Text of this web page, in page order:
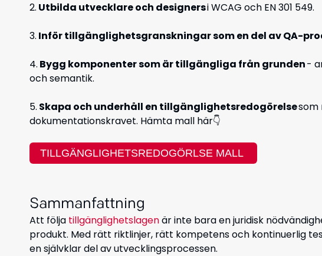
2. Utbilda utvecklare och designersi WCAG och EN 301 549.
3. Inför tillgänglighetsgranskningar som en del av QA-
4. Bygg komponenter som är tillgängliga från grunden-
och semantik.
5. Skapa och underhåll en tillgänglighetsredogörelsesom
dokumentationskravet. Hämta mall här👇
TILLGÄNGLIGHETSREDOGÖRLSE MALL
Sammanfattning
Att följa tillgänglighetslagenär inte bara en juridisk
produkt. Med rätt riktlinjer, rätt kompetens och kontinuerlig
en självklar del av utvecklingsprocessen.